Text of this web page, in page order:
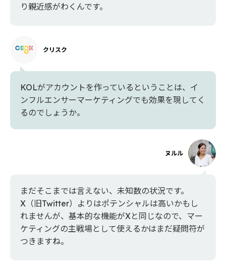
り親近感がわくんです。
クリスク
KOLがアカウントを作っているということは、イ
ンフルエンサーマーケティングでも効果を現してく
るのでしょうか。
ヌルル
まだそこまでは言えない、未知数の状況です。
X（旧Twitter）よりはポテンシャルは高いかもし
れませんが、基本的な機能がXと同じなので、マー
ケティングの主戦場として使えるかはまだ疑問符が
つきますね。